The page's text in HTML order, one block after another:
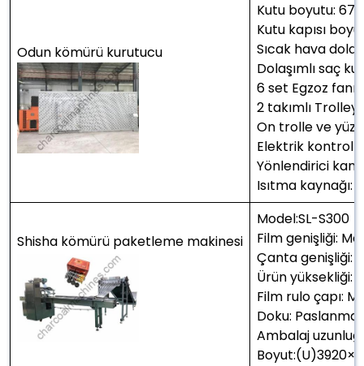
Odun kömürü kurutucu
Kutu boyutu:
Kutu kapısı
Sıcak hava
Dolaşımlı saç
6 set Egzoz
2 takımlı
On trolle ve yüz
Elektrik kontrol
Yönlendirici
Isıtma kaynağı:
Shisha kömürü paketleme makinesi
Model:SL-S300
Film genişliği:
Çanta genişliği:
Ürün yüksekliği:
Film rulo çapı:
Doku:
Ambalaj